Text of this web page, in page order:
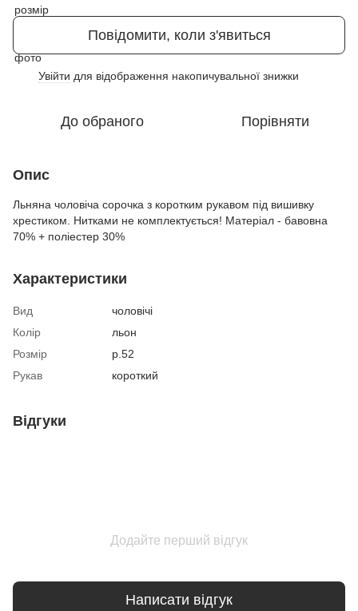
Повідомити, коли з'явиться
Увійти для відображення накопичувальної знижки
До обраного Порівняти
Опис
Льняна чоловіча сорочка з коротким рукавом під вишивку
хрестиком. Нитками не комплектується! Матеріал - бавовна
70% + поліестер 30%
Характеристики
Вид
чоловічі
Колір
льон
Розмір
р.52
Рукав
короткий
Відгуки
Додайте перший відгук
Написати відгук